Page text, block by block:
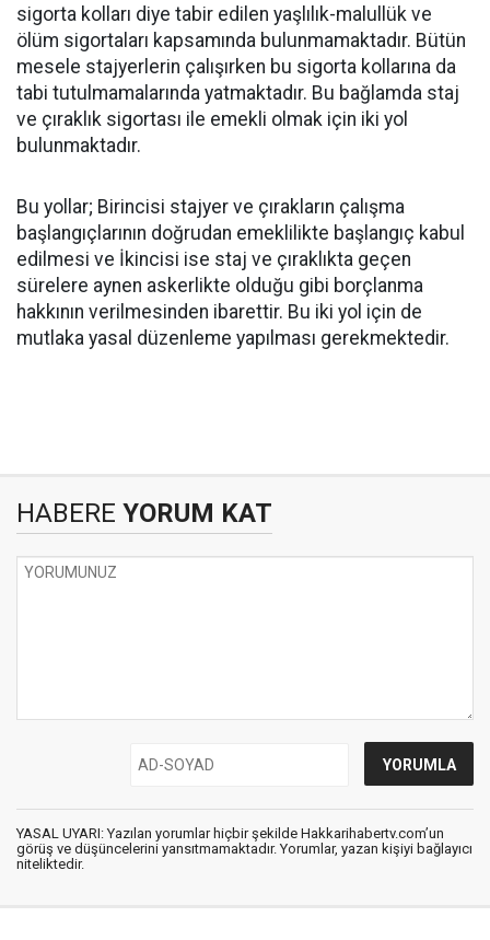
sigorta kolları diye tabir edilen yaşlılık-malullük ve
ölüm sigortaları kapsamında bulunmamaktadır. Bütün
mesele stajyerlerin çalışırken bu sigorta kollarına da
tabi tutulmamalarında yatmaktadır. Bu bağlamda staj
ve çıraklık sigortası ile emekli olmak için iki yol
bulunmaktadır.
Bu yollar; Birincisi stajyer ve çırakların çalışma
başlangıçlarının doğrudan emeklilikte başlangıç kabul
edilmesi ve İkincisi ise staj ve çıraklıkta geçen
sürelere aynen askerlikte olduğu gibi borçlanma
hakkının verilmesinden ibarettir. Bu iki yol için de
mutlaka yasal düzenleme yapılması gerekmektedir.
HABERE YORUM KAT
YASAL UYARI: Yazılan yorumlar hiçbir şekilde Hakkarihabertv.com’un
görüş ve düşüncelerini yansıtmamaktadır. Yorumlar, yazan kişiyi bağlayıcı
niteliktedir.